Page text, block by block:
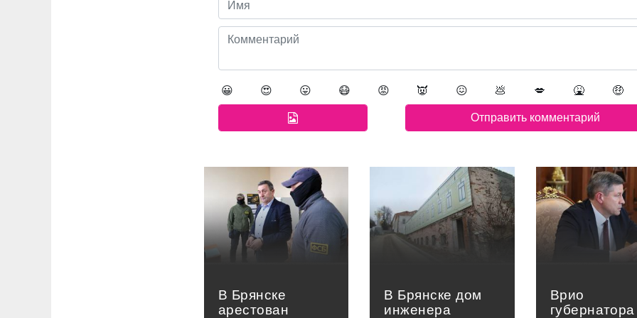
😀 😍 😛 😷 😡 👿 😖 💩 💋 🤮 🤑
В Брянске
арестован
В Брянске дом
инженера
Врио
губернатора